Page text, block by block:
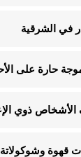
في الشرقية
قهوة